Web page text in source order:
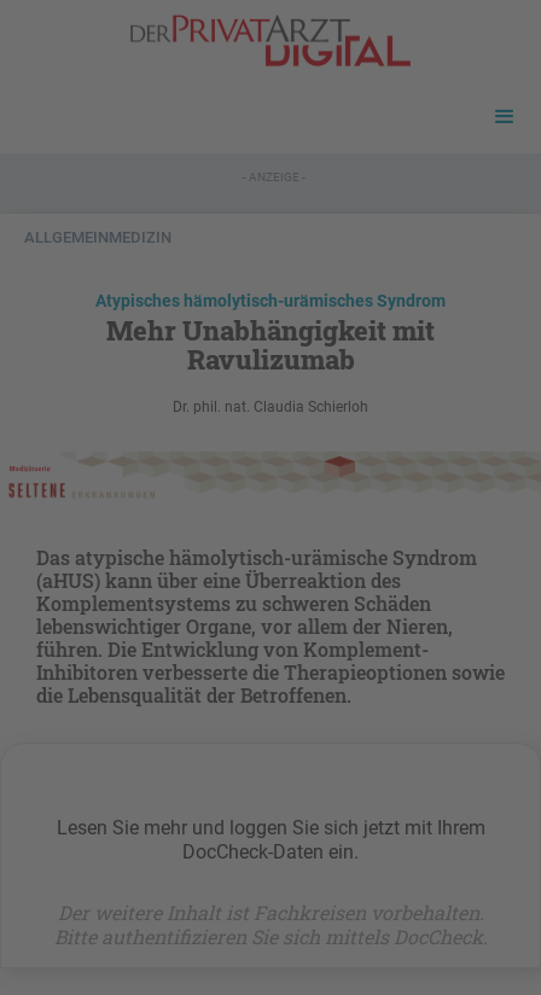
- ANZEIGE -
ALLGEMEINMEDIZIN
Atypisches hämolytisch-urämisches Syndrom
Mehr Unabhängigkeit mit
Ravulizumab
Dr. phil. nat. Claudia Schierloh
Das atypische hämolytisch-urämische Syndrom
(aHUS) kann über eine Überreaktion des
Komplementsystems zu schweren Schäden
lebenswichtiger Organe, vor allem der Nieren,
führen. Die Entwicklung von Komplement-
Inhibitoren verbesserte die Therapieoptionen sowie
die Lebensqualität der Betroffenen.
Lesen Sie mehr und loggen Sie sich jetzt mit Ihrem
DocCheck-Daten ein.
Der weitere Inhalt ist Fachkreisen vorbehalten.
Bitte authentifizieren Sie sich mittels DocCheck.